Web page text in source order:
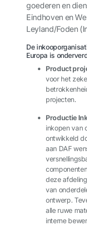
goederen en
Eindhoven en
Leyland/Foden
De
Europa is
Product
voor het
projecten.
Productie
inkopen van
ontwikkeld
aan DAF
deze
van
ontwerp.
alle ruwe
interne